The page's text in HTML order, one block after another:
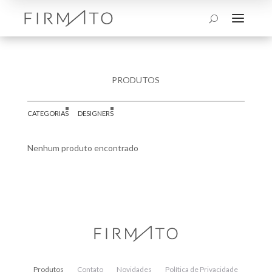
U a
PRODUTOS
CATEGORIAS DESIGNERS
Nenhum produto encontrado
Produtos Contato Novidades
Política de Privacidade